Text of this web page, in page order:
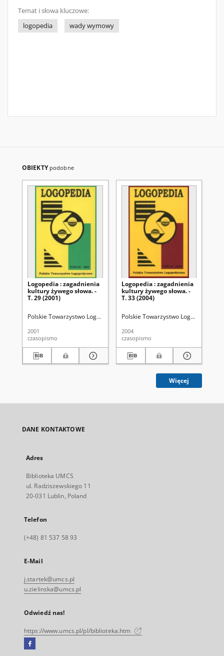
Temat i słowa kluczowe:
logopedia
wady wymowy
OBIEKTY podobne
Logopedia : zagadnienia
kultury żywego słowa. -
T. 29 (2001)
Polskie Towarzystwo Logopedyczne Grabias, Stanisław (1942- ). Red.
2001
czasopismo
Logopedia : zagadnienia
kultury żywego słowa. -
T. 33 (2004)
Polskie Towarzystwo Logopedyczne
2004
czasopismo
Więcej
DANE KONTAKTOWE
Adres
Biblioteka UMCS
ul. Radziszewskiego 11
20-031 Lublin, Poland
Telefon
(+48) 81 537 58 93
E-Mail
j.startek@umcs.pl
u.zielinska@umcs.pl
Odwiedź nas!
https://www.umcs.pl/pl/biblioteka.htm
Facebook